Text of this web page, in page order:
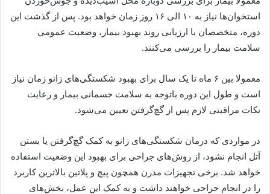
استخوان‌ها نیاز به ۱۰ الی ۱۶ روز زمان خواهد بود. پس از گذشت این
دوره، متخصصان با ارزیابی روند بهبود بیمار، وضعیت عمومی
سلامت بیمار را بررسی می‌کنند.
معمولا بین ۶ ماه تا یک سال برای بهبود شکستگی‌های‌ زانو زمان نیاز
است و طول این دوره باتوجه به سلامت جسمانی بیمار و رعایت
نکات مراقبتی لازم پس از گچ‌گرفتن تعیین می‌شود.
در مواردی که درمان شکستگی‌های زانو به کمک گچ‌گرفتن یا بستن
آتل انجام نشود، از روش‌های جراحی برای بهبود این وضعیت استفاده
خواهد شد. برخی تجهیزات مدرن همچون پیچ و پلاتین بالاترین کاربرد
را در انجام جراحی خواهند داشت و به کمک این عمل، بخش‌های